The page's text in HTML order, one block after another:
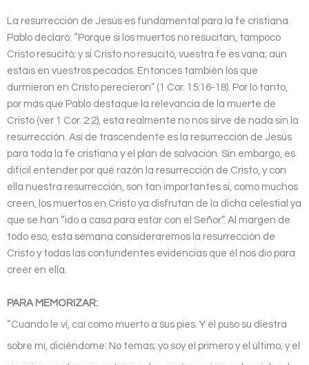
La resurrección de Jesús es fundamental para la fe cristiana.
Pablo declaró: “Porque si los muertos no resucitan, tampoco
Cristo resucitó; y si Cristo no resucitó, vuestra fe es vana; aún
estáis en vuestros pecados. Entonces también los que
durmieron en Cristo perecieron” (1 Cor. 15:16-18). Por lo tanto,
por más que Pablo destaque la relevancia de la muerte de
Cristo (ver 1 Cor. 2:2), esta realmente no nos sirve de nada sin la
resurrección. Así de trascendente es la resurrección de Jesús
para toda la fe cristiana y el plan de salvación. Sin embargo, es
difícil entender por qué razón la resurrección de Cristo, y con
ella nuestra resurrección, son tan importantes si, como muchos
creen, los muertos en Cristo ya disfrutan de la dicha celestial ya
que se han “ido a casa para estar con el Señor”. Al margen de
todo eso, esta semana consideraremos la resurrección de
Cristo y todas las contundentes evidencias que él nos dio para
creer en ella.
PARA MEMORIZAR:
“Cuando le vi, caí como muerto a sus pies. Y él puso su diestra
sobre mí, diciéndome: No temas; yo soy el primero y el último; y el